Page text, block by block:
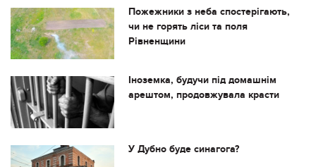
Пожежники з неба спостерігають,
чи не горять ліси та поля
Рівненщини
Іноземка, будучи під домашнім
арештом, продовжувала красти
У Дубно буде синагога?